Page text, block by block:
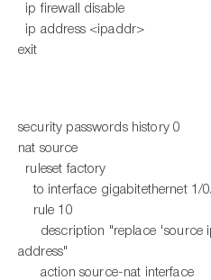
ip firewall disable
ip address <ipaddr>
exit
security passwords history 0
nat source
ruleset factory
to interface gigabitethernet 1/
rule 10
description "replace 'source
address"
action source-nat interface